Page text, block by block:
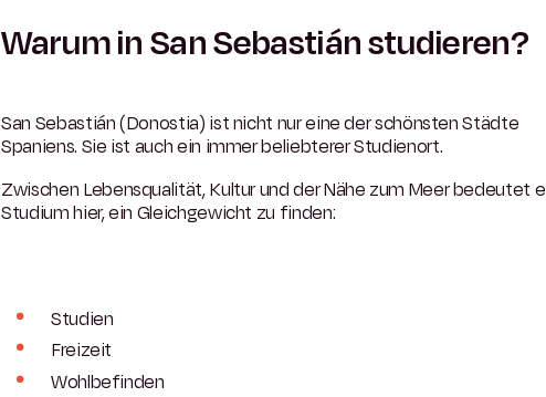
Warum in San Sebastián studieren?
San Sebastián (Donostia) ist nicht nur eine der schönsten Städte
Spaniens. Sie ist auch ein immer beliebterer Studienort.
Zwischen Lebensqualität, Kultur und der Nähe zum Meer bedeutet
Studium hier, ein Gleichgewicht zu finden:
Studien
Freizeit
Wohlbefinden